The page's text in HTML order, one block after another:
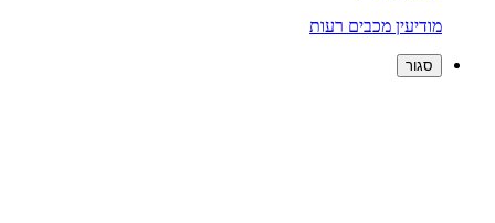
מודיעין מכבים רעות
סגור